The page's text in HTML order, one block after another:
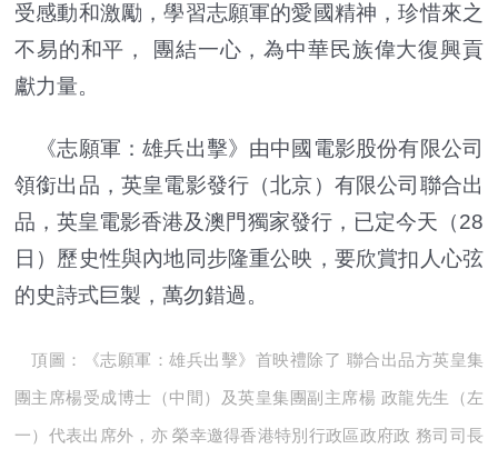
受感動和激勵，學習志願軍的愛國精神，珍惜來之
不易的和平， 團結一心，為中華民族偉大復興貢
獻力量。
《志願軍：雄兵出擊》由中國電影股份有限公司
領銜出品，英皇電影發行（北京）有限公司聯合出
品，英皇電影香港及澳門獨家發行，已定今天（28
日）歷史性與內地同步隆重公映，要欣賞扣人心弦
的史詩式巨製，萬勿錯過。
頂圖：《志願軍：雄兵出擊》首映禮除了 聯合出品方英皇集
團主席楊受成博士（中間）及英皇集團副主席楊 政龍先生（左
一）代表出席外，亦 榮幸邀得香港特別行政區政府政 務司司長